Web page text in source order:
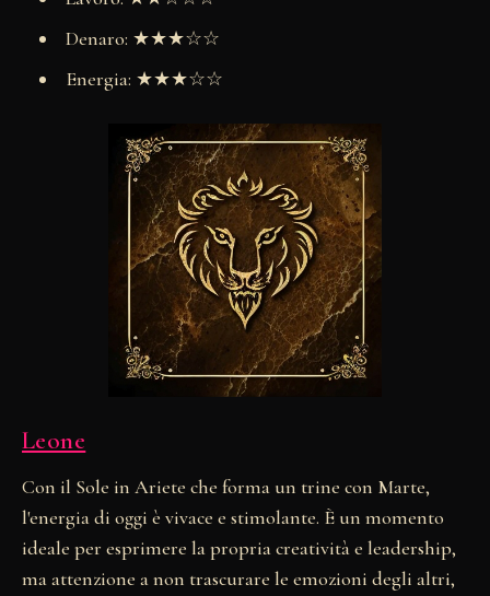
Denaro: ★★★☆☆
Energia: ★★★☆☆
Leone
Con il Sole in Ariete che forma un trine con Marte,
l'energia di oggi è vivace e stimolante. È un momento
ideale per esprimere la propria creatività e leadership,
ma attenzione a non trascurare le emozioni degli altri,